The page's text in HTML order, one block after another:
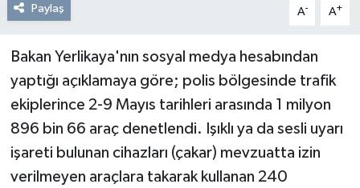
Paylaş A- A+
Bakan Yerlikaya'nın sosyal medya hesabından
yaptığı açıklamaya göre; polis bölgesinde trafik
ekiplerince 2-9 Mayıs tarihleri arasında 1 milyon
896 bin 66 araç denetlendi. Işıklı ya da sesli uyarı
işareti bulunan cihazları (çakar) mevzuatta izin
verilmeyen araçlara takarak kullanan 240